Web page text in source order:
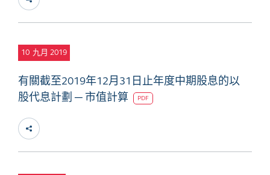
10 九月 2019
有關截至2019年12月31日止年度中期股息的以
股代息計劃 ─ 市值計算
PDF